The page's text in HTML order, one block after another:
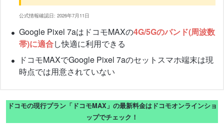
公式情報確認日: 2026年7月11日
Google Pixel 7aはドコモMAXの4G/5Gのバンド(周波数
帯)に適合し快適に利用できる
ドコモMAXでGoogle Pixel 7aのセットスマホ端末は現
時点では用意されていない
ドコモの現行プラン「ドコモMAX」の最新料金はドコモオンラインショ
ップでチェック！